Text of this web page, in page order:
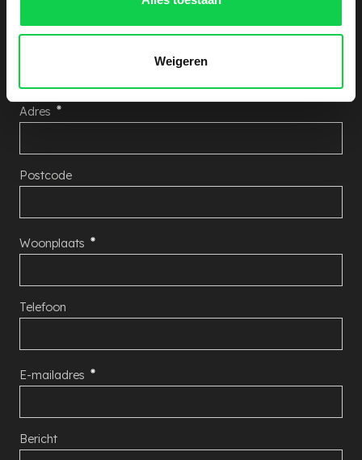
Weigeren
Adres
Postcode
Woonplaats
Telefoon
E-mailadres
Bericht